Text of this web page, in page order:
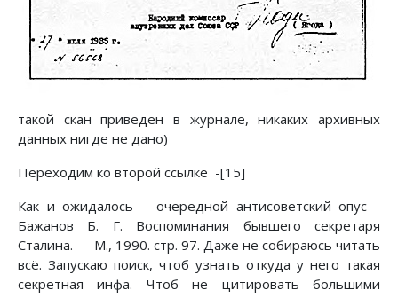
такой скан приведен в журнале, никаких архивных
данных нигде не дано)
Переходим ко второй ссылке -[15]
Как и ожидалось – очередной антисоветский опус -
Бажанов Б. Г. Воспоминания бывшего секретаря
Сталина. — М., 1990. стр. 97. Даже не собираюсь читать
всё. Запускаю поиск, чтоб узнать откуда у него такая
секретная инфа. Чтоб не цитировать большими